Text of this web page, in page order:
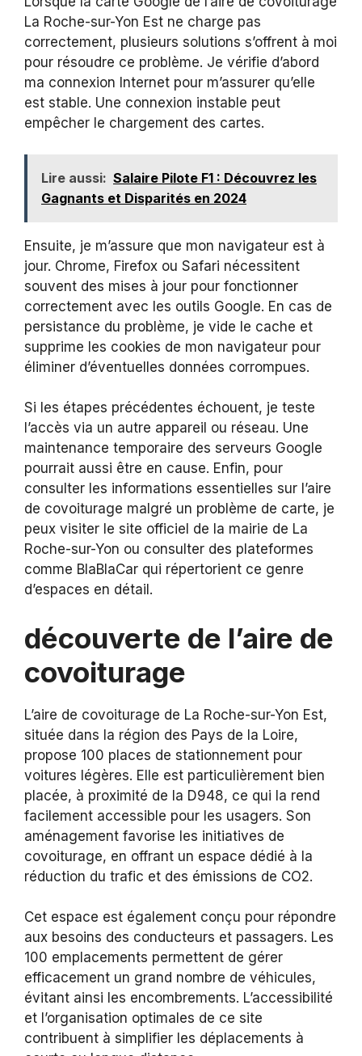
La Roche-sur-Yon Est ne charge pas
correctement, plusieurs solutions s’offrent à moi
pour résoudre ce problème. Je vérifie d’abord
ma connexion Internet pour m’assurer qu’elle
est stable. Une connexion instable peut
empêcher le chargement des cartes.
Lire aussi: Salaire Pilote F1 : Découvrez les
Gagnants et Disparités en 2024
Ensuite, je m’assure que mon navigateur est à
jour. Chrome, Firefox ou Safari nécessitent
souvent des mises à jour pour fonctionner
correctement avec les outils Google. En cas de
persistance du problème, je vide le cache et
supprime les cookies de mon navigateur pour
éliminer d’éventuelles données corrompues.
Si les étapes précédentes échouent, je teste
l’accès via un autre appareil ou réseau. Une
maintenance temporaire des serveurs Google
pourrait aussi être en cause. Enfin, pour
consulter les informations essentielles sur l’aire
de covoiturage malgré un problème de carte, je
peux visiter le site officiel de la mairie de La
Roche-sur-Yon ou consulter des plateformes
comme BlaBlaCar qui répertorient ce genre
d’espaces en détail.
découverte de l’aire de
covoiturage
L’aire de covoiturage de La Roche-sur-Yon Est,
située dans la région des Pays de la Loire,
propose 100 places de stationnement pour
voitures légères. Elle est particulièrement bien
placée, à proximité de la D948, ce qui la rend
facilement accessible pour les usagers. Son
aménagement favorise les initiatives de
covoiturage, en offrant un espace dédié à la
réduction du trafic et des émissions de CO2.
Cet espace est également conçu pour répondre
aux besoins des conducteurs et passagers. Les
100 emplacements permettent de gérer
efficacement un grand nombre de véhicules,
évitant ainsi les encombrements. L’accessibilité
et l’organisation optimales de ce site
contribuent à simplifier les déplacements à